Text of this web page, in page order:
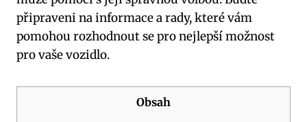
připraveni na informace​ a rady, které ⁢vám
pomohou ​rozhodnout se pro nejlepší možnost
⁢pro vaše vozidlo.
Obsah